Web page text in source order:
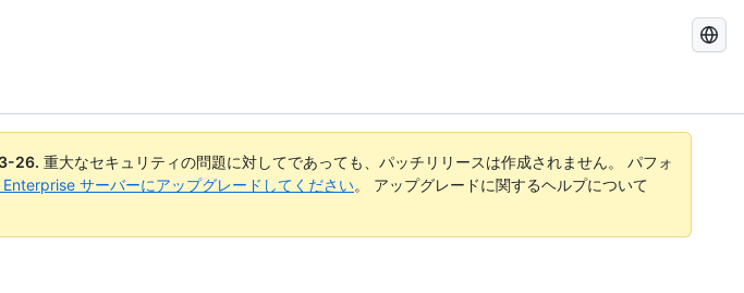
GitHub
検
索
26. 重大なセキュリティの問題に対してであっても、パッチリリースは作成されません。 パフォ
サーバーにアップグレードしてください。 アップグレードに関するヘルプについて